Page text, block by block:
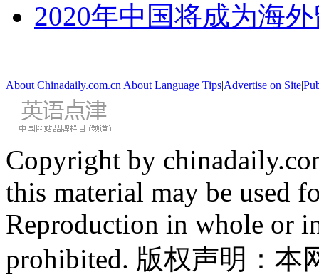
2020年中国将成为海
About Chinadaily.com.cn|About Language Tips|Advertise on Site|
Copyright by
this material may be used
Reproduction in whole or
prohibited. 版权声明：